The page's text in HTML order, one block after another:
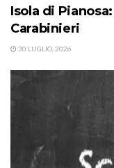
Isola di
Carabinieri
30 LUGLIO, 2026